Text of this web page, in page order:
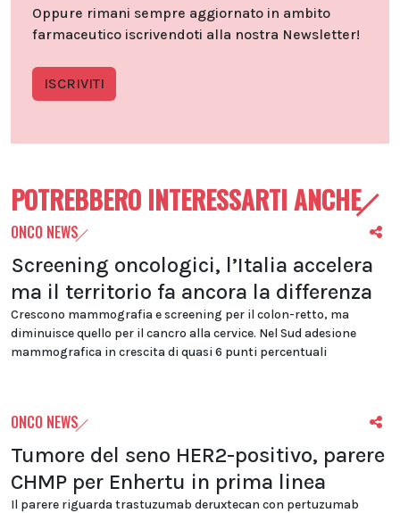
Oppure rimani sempre aggiornato in ambito
farmaceutico iscrivendoti alla nostra Newsletter!
ISCRIVITI
POTREBBERO INTERESSARTI ANCHE
ONCO NEWS
Screening oncologici, l’Italia accelera
ma il territorio fa ancora la differenza
Crescono mammografia e screening per il colon-retto, ma
diminuisce quello per il cancro alla cervice. Nel Sud adesione
mammografica in crescita di quasi 6 punti percentuali
ONCO NEWS
Tumore del seno HER2-positivo, parere
CHMP per Enhertu in prima linea
Il parere riguarda trastuzumab deruxtecan con pertuzumab